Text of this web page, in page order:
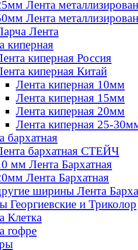
Лента
Лента
Лента
киперная
киперная Россия
киперная Китай
Лента киперная 10мм
Лента киперная 15мм
Лента киперная 20мм
Лента киперная 25-
бархатная
бархатная СТЕЙЧ
мм Лента Бархатная
Лента Бархатная
ширины Лента
Георгиевские и Триколор
Клетка
гофре